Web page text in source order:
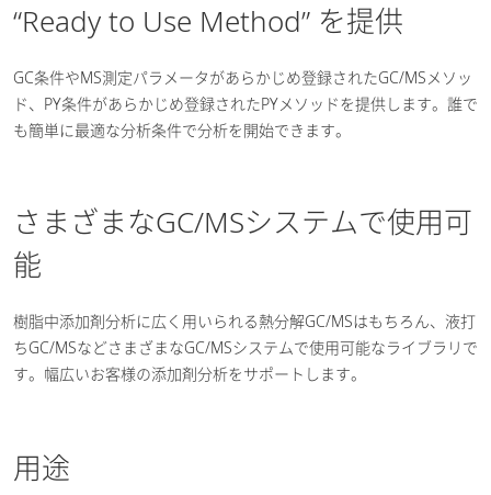
“Ready to Use Method” を提供
GC条件やMS測定パラメータがあらかじめ登録されたGC/MSメソッ
ド、PY条件があらかじめ登録されたPYメソッドを提供します。誰で
も簡単に最適な分析条件で分析を開始できます。
さまざまなGC/MSシステムで使用可
能
樹脂中添加剤分析に広く用いられる熱分解GC/MSはもちろん、液打
ちGC/MSなどさまざまなGC/MSシステムで使用可能なライブラリで
す。幅広いお客様の添加剤分析をサポートします。
用途